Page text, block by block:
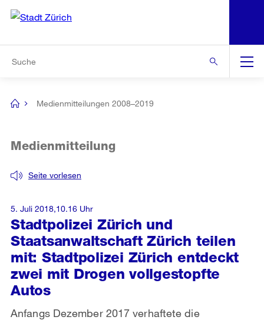
Navigation
[no
Medienmitteilungen 2008–2019
Stadtpolizei Zürich und
Staatsanwaltschaft Zürich teilen
mit: Stadtpolizei Zürich entdeckt
zwei mit Drogen vollgestopfte
Autos
Seite vorlesen
Medienmitteilung
Anfangs Dezember 2017 verhaftete die
5. Juli 2018,10.16 Uhr